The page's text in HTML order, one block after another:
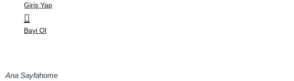
Giriş Yap
Bayi Ol
home